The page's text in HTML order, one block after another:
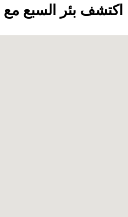
اكتشف بئر السبع مع